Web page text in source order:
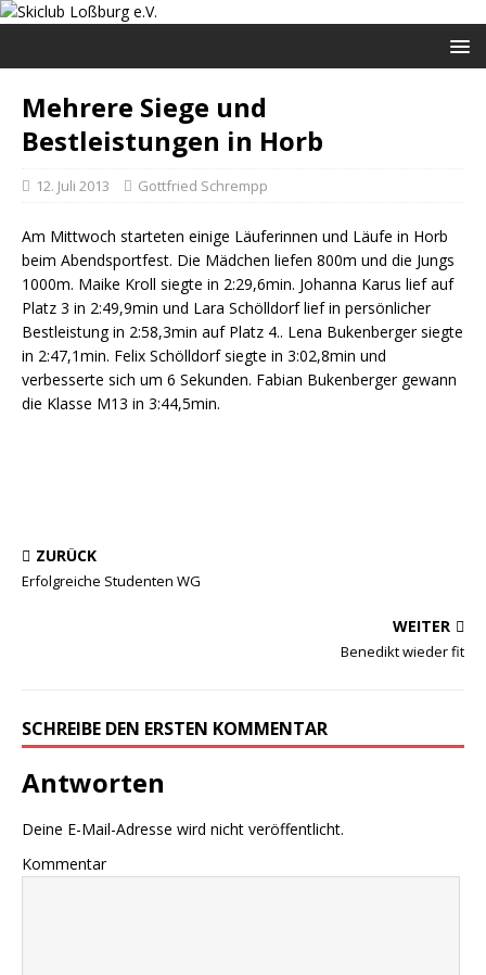
Mehrere Siege und
Bestleistungen in Horb
12. Juli 2013 Gottfried Schrempp
Am Mittwoch starteten einige Läuferinnen und Läufe in Horb
beim Abendsportfest. Die Mädchen liefen 800m und die Jungs
1000m. Maike Kroll siegte in 2:29,6min. Johanna Karus lief auf
Platz 3 in 2:49,9min und Lara Schölldorf lief in persönlicher
Bestleistung in 2:58,3min auf Platz 4.. Lena Bukenberger siegte
in 2:47,1min. Felix Schölldorf siegte in 3:02,8min und
verbesserte sich um 6 Sekunden. Fabian Bukenberger gewann
die Klasse M13 in 3:44,5min.
ZURÜCK
Erfolgreiche Studenten WG
WEITER
Benedikt wieder fit
SCHREIBE DEN ERSTEN KOMMENTAR
Antworten
Deine E-Mail-Adresse wird nicht veröffentlicht.
Kommentar